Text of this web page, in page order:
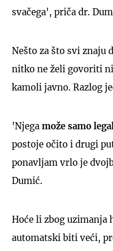
svačega', priča dr.
Nešto za što svi znaju
nitko ne želi govoriti
kamoli javno. Razlog
'Njega može samo
postoje očito i drugi
ponavljam vrlo je
Dumić.
Hoće li zbog
automatski biti veći,